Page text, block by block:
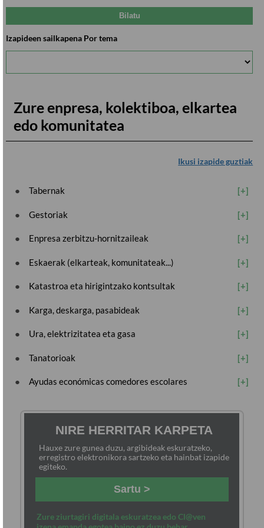
Izapideen sailkapena Por tema
Zure enpresa, kolektiboa, elkartea
edo komunitatea
Ikusi izapide guztiak
Tabernak
Gestoriak
Enpresa zerbitzu-hornitzaileak
Eskaerak (elkarteak, komunitateak...)
Katastroa eta hirigintzako kontsultak
Karga, deskarga, pasabideak
Ura, elektrizitatea eta gasa
Tanatorioak
Ayudas económicas comedores escolares
NIRE HERRITAR KARPETA
Hauxe zure gunea duzu, argibideak eskuratzeko,
erregistro elektronikora sartzeko eta hainbat izapide
egiteko.
Sartu >
Zure ziurtagiri digitala eskuratzea edo Cl@ven